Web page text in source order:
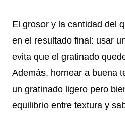
El grosor y la cantidad del
en el resultado final: usar
evita que el gratinado
Además, hornear a buena
un gratinado ligero pero
equilibrio entre textura y